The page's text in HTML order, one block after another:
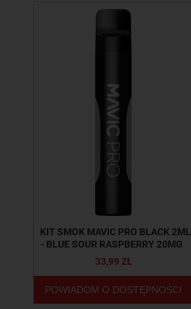
KIT SMOK MAVIC PRO BLACK 2ML
- BLUE SOUR RASPBERRY 20MG
33,99 ZŁ
POWIADOM O DOSTĘPNOŚCI